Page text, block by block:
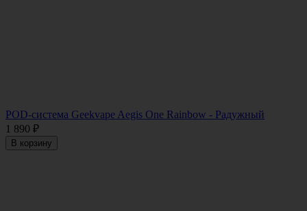
POD-система Geekvape Aegis One Rainbow - Радужный
1 890 ₽
В корзину